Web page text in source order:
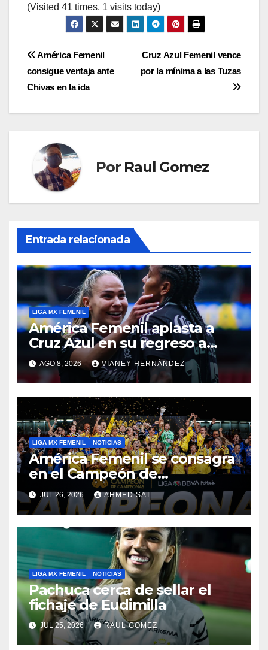
(Visited 41 times, 1 visits today)
Navegación
de
entradas
Cruz Azul Femenil vence
por la mínima a las Tuzas
América Femenil
consigue ventaja ante
Chivas en la ida
Por Raul Gomez
Entrada relacionada
LIGA MX FEMENIL
América Femenil aplasta a
Cruz Azul en su regreso a
casa
AGO 8, 2026 VIANEY HERNÁNDEZ
LIGA MX FEMENIL NOTICIAS
América Femenil se consagra
en el Campeón de
Campeonas
JUL 26, 2026 AHMED SAT
LIGA MX FEMENIL NOTICIAS
Pachuca cerca de sellar el
fichaje de Eudimilla
JUL 25, 2026 RAUL GOMEZ